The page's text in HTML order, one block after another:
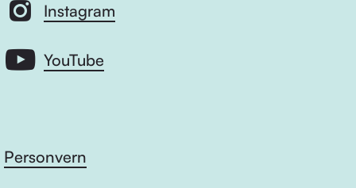
Instagram
YouTube
Personvern